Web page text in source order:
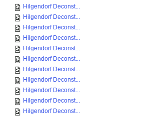
Hilgendorf Deconst...
Hilgendorf Deconst...
Hilgendorf Deconst...
Hilgendorf Deconst...
Hilgendorf Deconst...
Hilgendorf Deconst...
Hilgendorf Deconst...
Hilgendorf Deconst...
Hilgendorf Deconst...
Hilgendorf Deconst...
Hilgendorf Deconst...